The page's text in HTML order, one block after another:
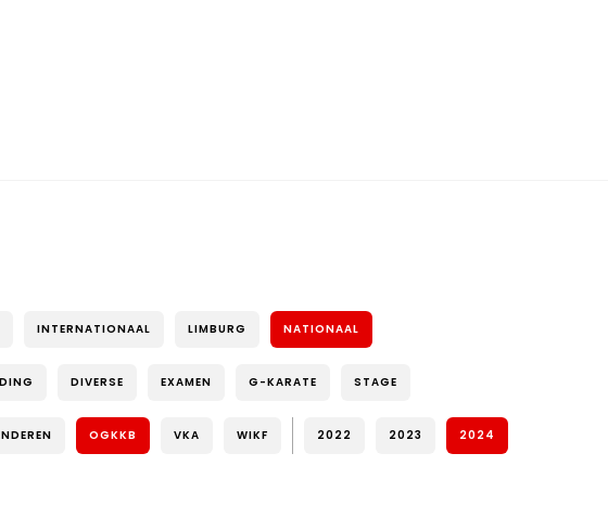
INTERNATIONAAL LIMBURG NATIONAAL
DIVERSE EXAMEN G-KARATE STAGE
OGKKB VKA WIKF 2022 2023 2024